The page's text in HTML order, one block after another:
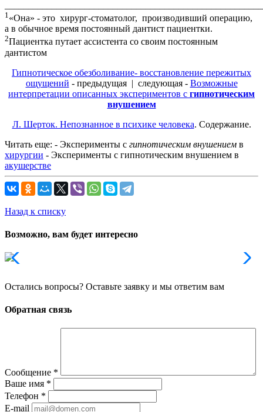
1«Она» - это хирург-стоматолог, производивший операцию,
а в обычное время постоянный дантист пациентки.
2Пациентка путает ассистента со своим постоянным
дантистом
Гипнотическое обезболивание- восстановление пережитых
ощущений - предыдущая | следующая - Возможные
интерпретации описанных экспериментов с гипнотическим
внушением
Л. Шерток. Непознанное в психике человека. Содержание.
Читать еще: - Эксперименты с гипнотическим внушением в
хирургии - Эксперименты с гипнотическим внушением в
акушерстве
Назад к списку
Возможно, вам будет интересно
Остались вопросы? Оставьте заявку и мы ответим вам
Обратная связь
Сообщение *
Ваше имя *
Телефон *
E-mail